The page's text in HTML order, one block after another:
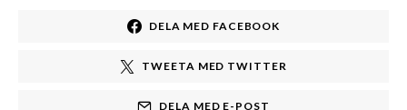
DELA MED FACEBOOK
TWEETA MED TWITTER
DELA MED E-POST